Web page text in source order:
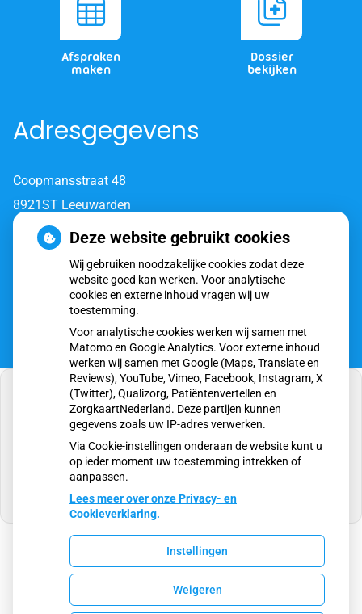
Afspraken
maken
Dossier
bekijken
Adresgegevens
Coopmansstraat 48
8921ST Leeuwarden
058-7620 820
assistente@huisartsendealbatros.nl
U heeft geen toestemming gegeven voor
externe inhoud die nodig is om dit te zien.
Cookie-instellingen wijzigen
Uw Zorg Online
Deze website gebruikt cookies
Wij gebruiken noodzakelijke cookies zodat deze
website goed kan werken. Voor analytische
cookies en externe inhoud vragen wij uw
toestemming.
Voor analytische cookies werken wij samen met
Matomo en Google Analytics. Voor externe inhoud
werken wij samen met Google (Maps, Translate en
Reviews), YouTube, Vimeo, Facebook, Instagram, X
(Twitter), Qualizorg, Patiëntenvertellen en
ZorgkaartNederland. Deze partijen kunnen
gegevens zoals uw IP-adres verwerken.
Via Cookie-instellingen onderaan de website kunt u
op ieder moment uw toestemming intrekken of
aanpassen.
Lees meer over onze Privacy- en
Cookieverklaring.
Instellingen
Weigeren